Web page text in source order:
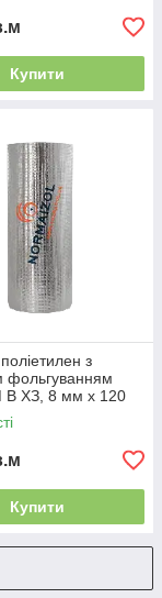
Купити
з
фольгуванням
ХЗ, 8 мм х 120
Купити